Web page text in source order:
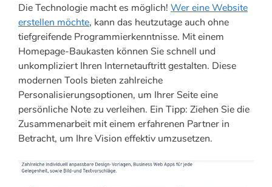
Die Technologie macht es möglich! Wer eine Website
erstellen möchte, kann das heutzutage auch ohne
tiefgreifende Programmierkenntnisse. Mit einem
Homepage-Baukasten können Sie schnell und
unkompliziert Ihren Internetauftritt gestalten. Diese
modernen Tools bieten zahlreiche
Personalisierungsoptionen, um Ihrer Seite eine
persönliche Note zu verleihen. Ein Tipp: Ziehen Sie die
Zusammenarbeit mit einem erfahrenen Partner in
Betracht, um Ihre Vision effektiv umzusetzen.